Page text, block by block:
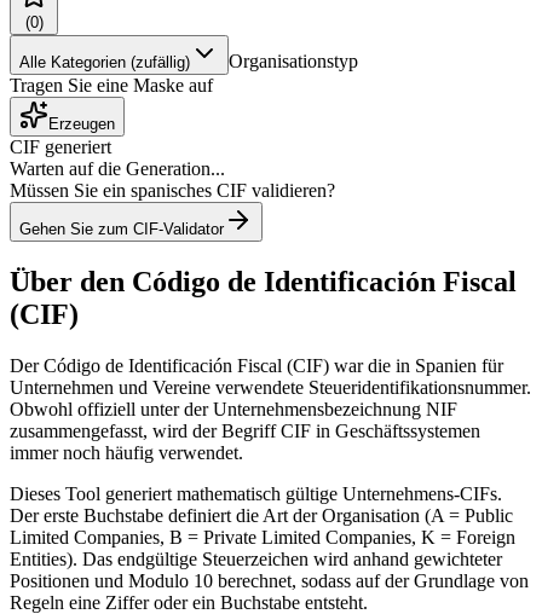
(0)
Alle Kategorien (zufällig)
Organisationstyp
Tragen Sie eine Maske auf
Erzeugen
CIF generiert
Warten auf die Generation...
Müssen Sie ein spanisches CIF validieren?
Gehen Sie zum CIF-Validator
Über den Código de Identificación Fiscal
(CIF)
Der Código de Identificación Fiscal (CIF) war die in Spanien für
Unternehmen und Vereine verwendete Steueridentifikationsnummer.
Obwohl offiziell unter der Unternehmensbezeichnung NIF
zusammengefasst, wird der Begriff CIF in Geschäftssystemen
immer noch häufig verwendet.
Dieses Tool generiert mathematisch gültige Unternehmens-CIFs.
Der erste Buchstabe definiert die Art der Organisation (A = Public
Limited Companies, B = Private Limited Companies, K = Foreign
Entities). Das endgültige Steuerzeichen wird anhand gewichteter
Positionen und Modulo 10 berechnet, sodass auf der Grundlage von
Regeln eine Ziffer oder ein Buchstabe entsteht.